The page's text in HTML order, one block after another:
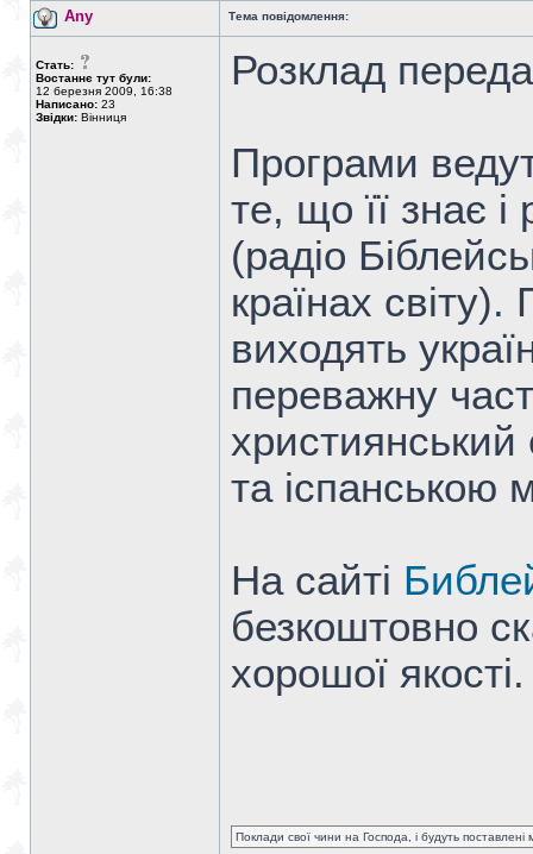
Any Тема повідомлення:
Стать:
Востаннє тут були:
12 березня 2009, 16:38
Написано: 23
Звідки: Вінниця
Розклад
Програми
те, що її знає і
(радіо
країнах
виходять
переважну
християнський
та іспанською
На сайті
безкоштовно
хорошої якості.
Поклади свої чини на Господа, і будуть